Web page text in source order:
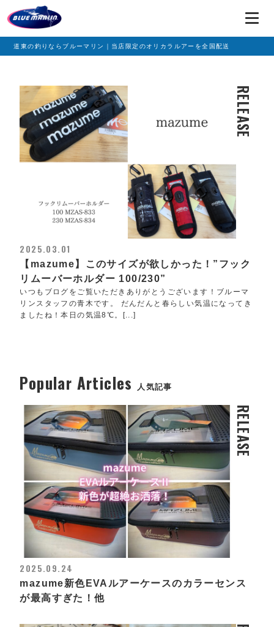
道東の釣りならブルーマリン｜当店限定のオリカラルアーを全国配送
RELEASE
2025.03.01
【mazume】このサイズが欲しかった！”フック
リムーバーホルダー 100/230”
いつもブログをご覧いただきありがとうございます！ブルーマ
リンスタッフの青木です。 だんだんと春らしい気温になってき
ましたね！本日の気温8℃。[...]
Popular Articles 人気記事
RELEASE
2025.09.24
mazume新色EVAルアーケースのカラーセンス
が最高すぎた！他